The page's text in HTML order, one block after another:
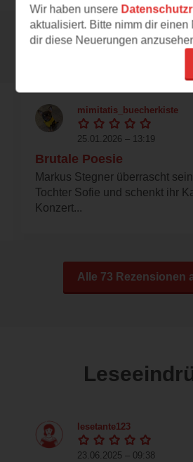
mimitatis_buecherkiste
25.01.2026 – 13:19
Brutale Poesie
Markus Stegner überrascht
Tochter Sofie und schenkt ihr
Konzert...
Alle 73 Rezensionen
lesetante123
23.06.2025 – 09:38
Wir haben unsere
aktualisiert. Bitte nimm dir einen
dir diese Neuerungen